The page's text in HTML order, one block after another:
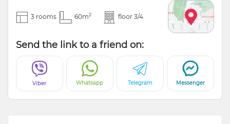
3 rooms 60m2 floor 3/4
Send the link to a friend on:
Viber Whatsapp Telegram Messenger